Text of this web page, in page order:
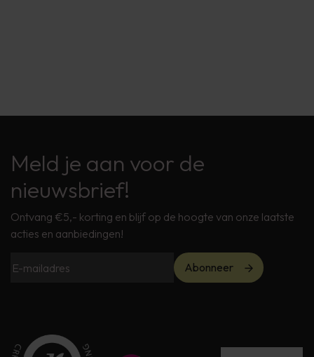
Meld je aan voor de
nieuwsbrief!
Ontvang €5,- korting en blijf op de hoogte van onze laatste
acties en aanbiedingen!
Abonneer